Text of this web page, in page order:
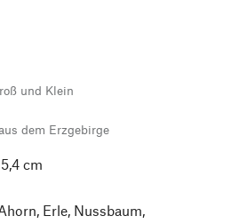
und Klein
dem Erzgebirge
cm
Erle, Nussbaum,